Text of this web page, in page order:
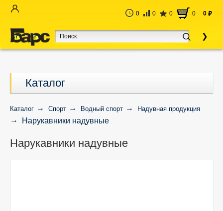
0 0 0 0 0 руб
Каталог
Каталог Спорт Водный спорт Надувная продукция
Нарукавники надувные
Нарукавники надувные